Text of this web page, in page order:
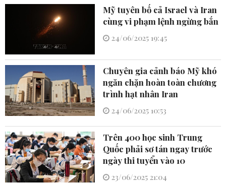
Mỹ tuyên bố cả Israel và Iran
cùng vi phạm lệnh ngừng bắn
24/06/2025 19:45
Chuyên gia cảnh báo Mỹ khó
ngăn chặn hoàn toàn chương
trình hạt nhân Iran
24/06/2025 10:53
Trên 400 học sinh Trung
Quốc phải sơ tán ngay trước
ngày thi tuyển vào 10
23/06/2025 21:04